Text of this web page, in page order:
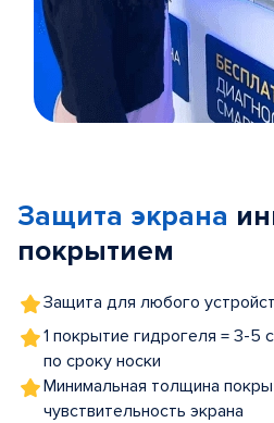
5
Защита экрана
покрытием
Защита для любого
1 покрытие гидрогеля = 3-5
по сроку носки
Минимальная толщина
чувствительность экрана